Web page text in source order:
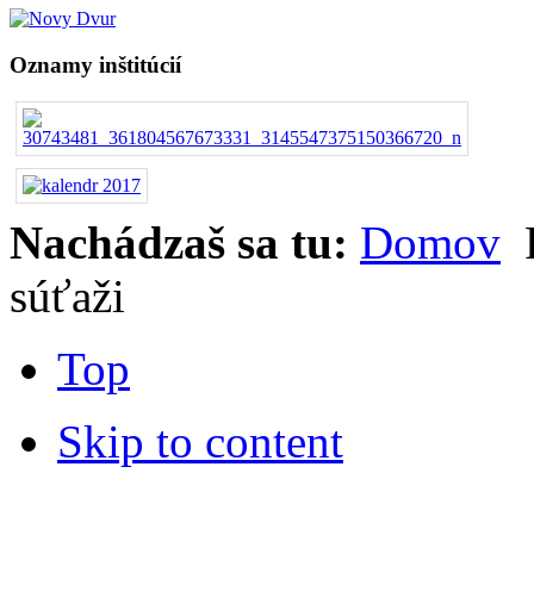
Oznamy inštitúcií
Nachádzaš sa tu: Domov
súťaži
Top
Skip to content